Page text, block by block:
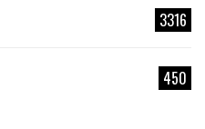
3316
450